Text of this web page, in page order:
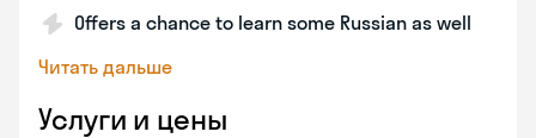
Offers a chance to learn some Russian as well
Читать дальше
Услуги и цены